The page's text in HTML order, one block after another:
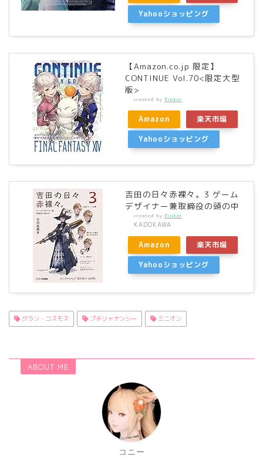
Yahooショッピング
【Amazon.co.jp 限定】
CONTINUE Vol.70<限定大型
版>
created by Rinker
Amazon
楽天市場
Yahooショッピング
吉田の日々赤裸々。3 ゲーム
デザイナー兼取締役の頭の中
created by Rinker
KADOKAWA
Amazon
楽天市場
Yahooショッピング
グラン・コスモス プチリャナンシー ミニオン
ABOUT ME
コニー